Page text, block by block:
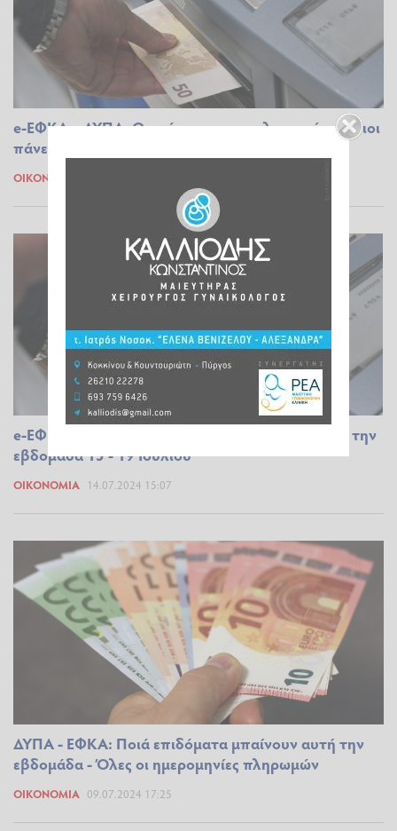
e-ΕΦΚΑ – ΔΥΠΑ: Ο «χάρτης» των πληρωμών - Ποιοι
πάνε ταμείο έως τις 26 Ιουλίου
ΟΙΚΟΝΟΜΊΑ
e-ΕΦΚΑ, ΔΥΠΑ: Ο «χάρτης» των πληρωμών για την
εβδομάδα 15 - 19 Ιουλίου
ΟΙΚΟΝΟΜΊΑ 14.07.2024 15:07
ΔΥΠΑ - ΕΦΚΑ: Ποιά επιδόματα μπαίνουν αυτή την
εβδομάδα - Όλες οι ημερομηνίες πληρωμών
ΟΙΚΟΝΟΜΊΑ 09.07.2024 17:25